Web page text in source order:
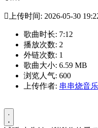
 上传时间: 2026-05-30
歌曲时长: 7:12
播放次数: 2
外链次数: 1
歌曲大小: 6.59 MB
浏览人气: 600
上传作者: 串串烧音